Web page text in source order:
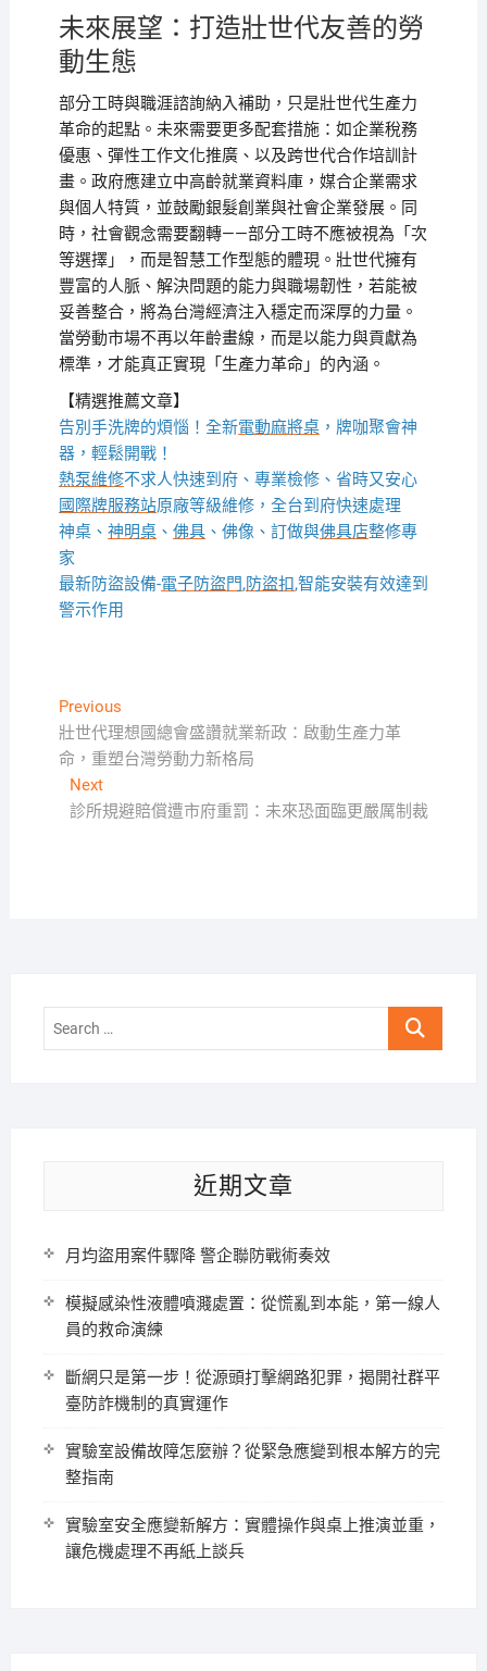
未來展望：打造壯世代友善的勞
動生態
部分工時與職涯諮詢納入補助，只是壯世代生產力
革命的起點。未來需要更多配套措施：如企業稅務
優惠、彈性工作文化推廣、以及跨世代合作培訓計
畫。政府應建立中高齡就業資料庫，媒合企業需求
與個人特質，並鼓勵銀髮創業與社會企業發展。同
時，社會觀念需要翻轉——部分工時不應被視為「次
等選擇」，而是智慧工作型態的體現。壯世代擁有
豐富的人脈、解決問題的能力與職場韌性，若能被
妥善整合，將為台灣經濟注入穩定而深厚的力量。
當勞動市場不再以年齡畫線，而是以能力與貢獻為
標準，才能真正實現「生產力革命」的內涵。
【精選推薦文章】
告別手洗牌的煩惱！全新電動麻將桌，牌咖聚會神
器，輕鬆開戰！
熱泵維修不求人快速到府、專業檢修、省時又安心
國際牌服務站原廠等級維修，全台到府快速處理
神桌、 神明桌、 佛具、佛像、訂做與佛具店整修專
家
最新防盜設備-電子防盜門,防盜扣,智能安裝有效達到
警示作用
文
章
導
覽
PreviousPrevious
post:
壯世代理想國總會盛讚就業新政：啟動生產力革
命，重塑台灣勞動力新格局
NextNext
post:
診所規避賠償遭市府重罰：未來恐面臨更嚴厲制裁
Search
近期文章
月均盜用案件驟降 警企聯防戰術奏效
模擬感染性液體噴濺處置：從慌亂到本能，第一線人
員的救命演練
斷網只是第一步！從源頭打擊網路犯罪，揭開社群平
臺防詐機制的真實運作
實驗室設備故障怎麼辦？從緊急應變到根本解方的完
整指南
實驗室安全應變新解方：實體操作與桌上推演並重，
讓危機處理不再紙上談兵